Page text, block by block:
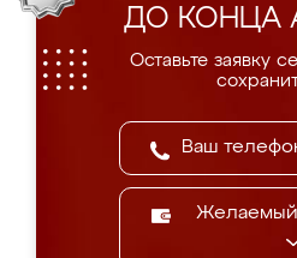
ДО КОНЦА
Оставьте заявку